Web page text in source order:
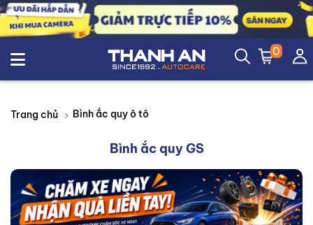
0
Trang chủ Bình ắc quy ô tô
Bình ắc quy GS